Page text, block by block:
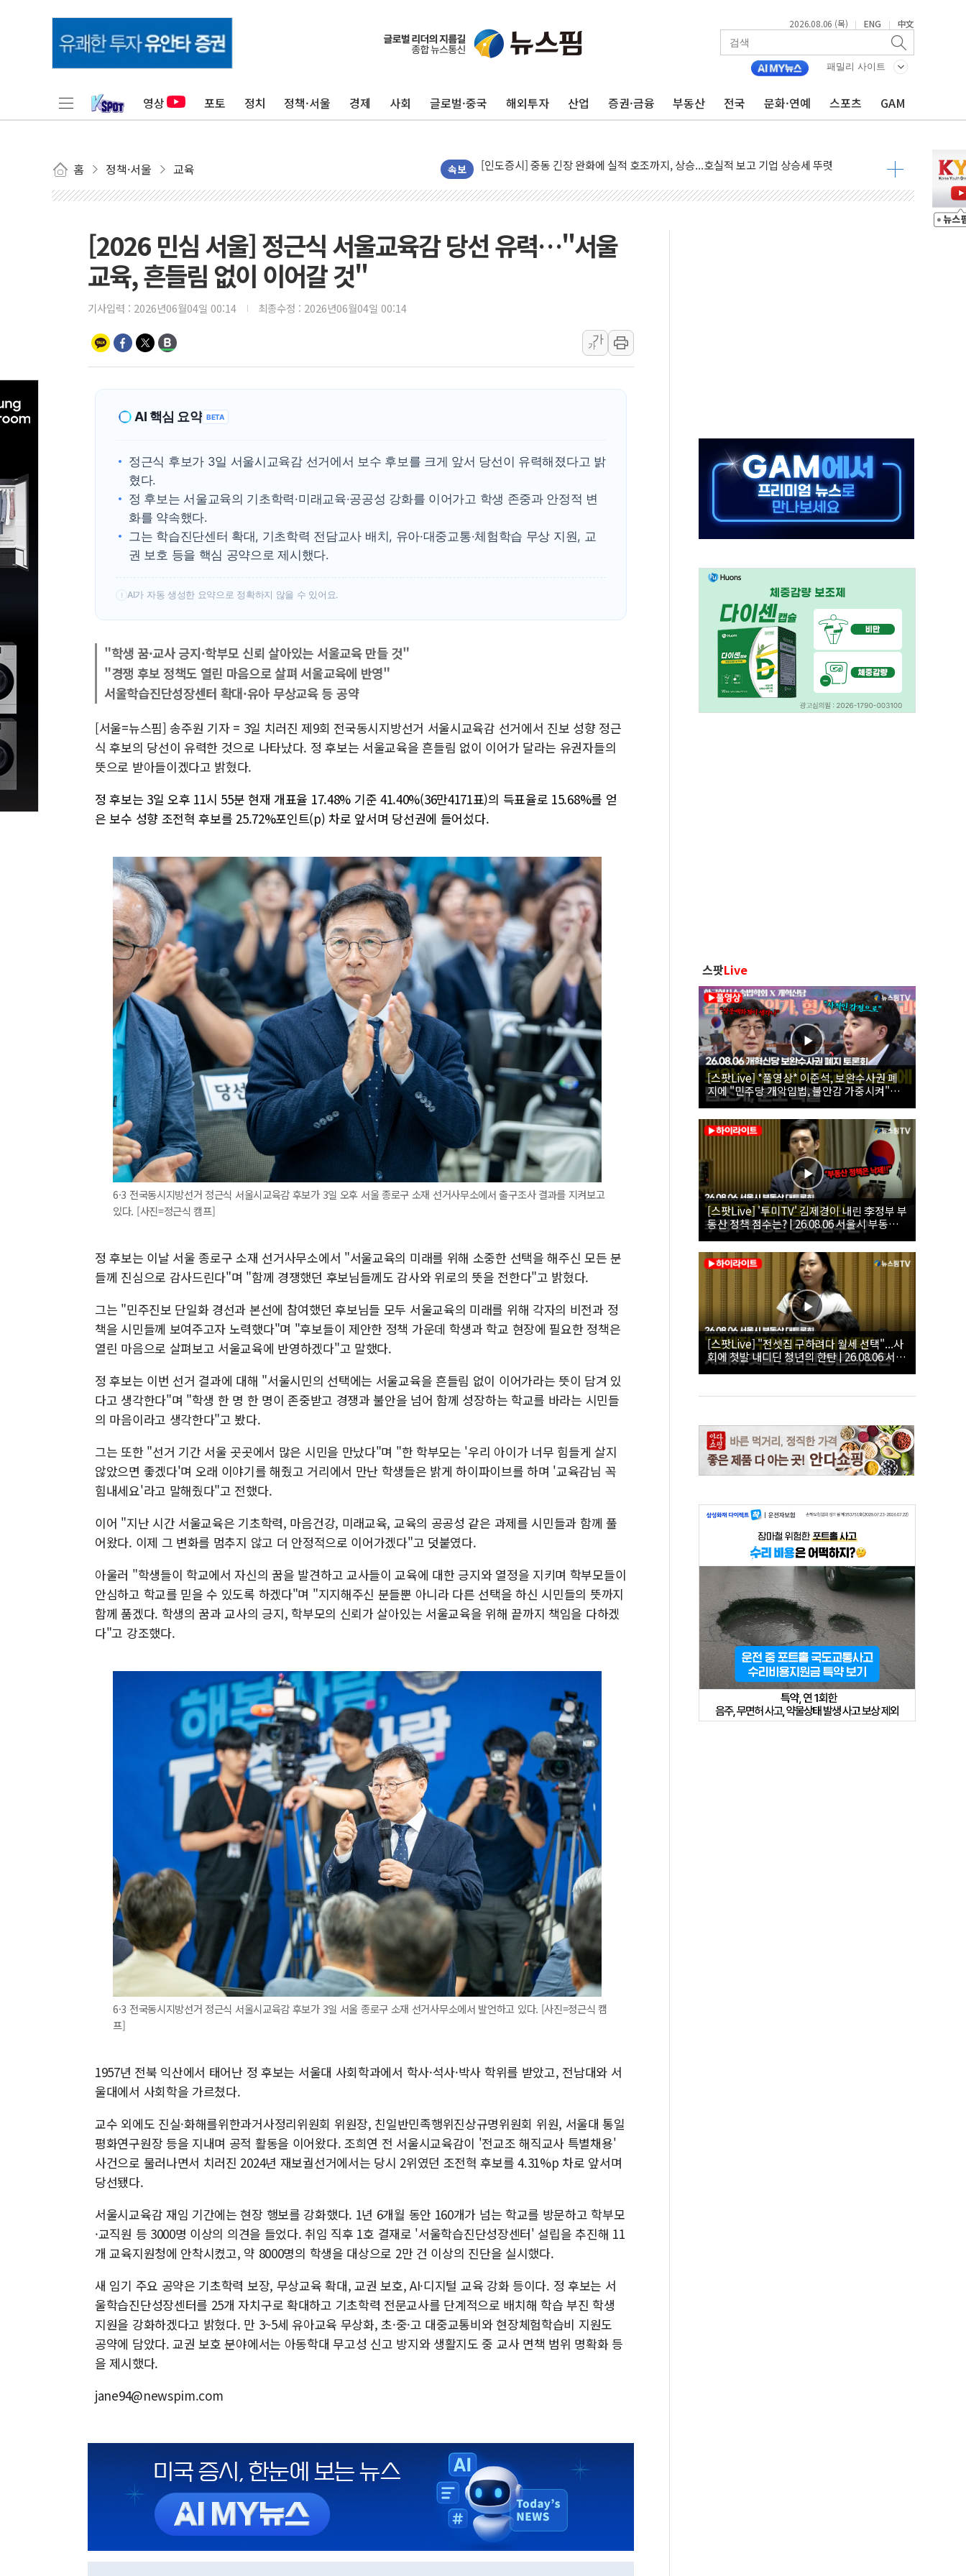
2026.08.06 (목) | ENG | 中文
패밀리 사이트
영상 포토 정치 정책·서울 경제 사회 글로벌·중국 해외투자 산업 증권·금융 부동산 전국 문화·연예 스포츠 GAM
홈 정책·서울 교육 속보
뉴욕증시 개장 전 특징주...모더나·아이온큐·도어대시↑ VS 샌디스크·피그마·앱러빈↓
김정관 장관 "영업이익 N% 성과급 반대…상법·자본시장법 개정 논의"
청와대, 북한 단거리 탄도미사일 발사에 긴급 안보 점검회의
금값 7주 만에 최고…美 고용 둔화·호르무즈 재개방 기대에 강세
러, 1인칭시점 드론으로 우크라 민간인 '사파리' 공격… 시민들 공포감 극대화 전략
[베트남 증시] 지수 하락 속 'DGC' 임시 주총 기대감에 홀로 상한가…마진 잔액은 사상 최고
양주 섬유염색공장서 화재 1명 중상…대응 1단계 진압 중
김정관 산업부 장관 "주 52시간 손봐야, 경쟁상대 中과 비교해야"
동해해경, 독도 해상서 부유물 감긴 어선 구조
주한미군 "오산기지 누출, 백린 아닌 무해한 표면 부식 물질"
[코인 시황] 비트코인, ETF 자금 유입에도 박스권…美 암호화폐 법안 처리 여부도 변수
[2026 민심 서울] 정근식 서울교육감 당선 유력…"서울
교육, 흔들림 없이 이어갈 것"
기사입력 : 2026년06월04일 00:14 최종수정 : 2026년06월04일 00:14
가
가
AI 핵심 요약 BETA
정근식 후보가 3일 서울시교육감 선거에서 보수 후보를 크게 앞서 당선이 유력해졌다고 밝
혔다.
정 후보는 서울교육의 기초학력·미래교육·공공성 강화를 이어가고 학생 존중과 안정적 변
화를 약속했다.
그는 학습진단센터 확대, 기초학력 전담교사 배치, 유아·대중교통·체험학습 무상 지원, 교
권 보호 등을 핵심 공약으로 제시했다.
! AI가 자동 생성한 요약으로 정확하지 않을 수 있어요.
"학생 꿈·교사 긍지·학부모 신뢰 살아있는 서울교육 만들 것"
"경쟁 후보 정책도 열린 마음으로 살펴 서울교육에 반영"
서울학습진단성장센터 확대·유아 무상교육 등 공약
[서울=뉴스핌] 송주원 기자 = 3일 치러진 제9회 전국동시지방선거 서울시교육감 선거에서 진보 성향 정근
식 후보의 당선이 유력한 것으로 나타났다. 정 후보는 서울교육을 흔들림 없이 이어가 달라는 유권자들의
뜻으로 받아들이겠다고 밝혔다.
정 후보는 3일 오후 11시 55분 현재 개표율 17.48% 기준 41.40%(36만4171표)의 득표율로 15.68%를 얻
은 보수 성향 조전혁 후보를 25.72%포인트(p) 차로 앞서며 당선권에 들어섰다.
6·3 전국동시지방선거 정근식 서울시교육감 후보가 3일 오후 서울 종로구 소재 선거사무소에서 출구조사 결과를 지켜보고
있다. [사진=정근식 캠프]
정 후보는 이날 서울 종로구 소재 선거사무소에서 "서울교육의 미래를 위해 소중한 선택을 해주신 모든 분
들께 진심으로 감사드린다"며 "함께 경쟁했던 후보님들께도 감사와 위로의 뜻을 전한다"고 밝혔다.
그는 "민주진보 단일화 경선과 본선에 참여했던 후보님들 모두 서울교육의 미래를 위해 각자의 비전과 정
책을 시민들께 보여주고자 노력했다"며 "후보들이 제안한 정책 가운데 학생과 학교 현장에 필요한 정책은
열린 마음으로 살펴보고 서울교육에 반영하겠다"고 말했다.
정 후보는 이번 선거 결과에 대해 "서울시민의 선택에는 서울교육을 흔들림 없이 이어가라는 뜻이 담겨 있
다고 생각한다"며 "학생 한 명 한 명이 존중받고 경쟁과 불안을 넘어 함께 성장하는 학교를 바라는 시민들
의 마음이라고 생각한다"고 봤다.
그는 또한 "선거 기간 서울 곳곳에서 많은 시민을 만났다"며 "한 학부모는 '우리 아이가 너무 힘들게 살지
않았으면 좋겠다'며 오래 이야기를 해줬고 거리에서 만난 학생들은 밝게 하이파이브를 하며 '교육감님 꼭
힘내세요'라고 말해줬다"고 전했다.
이어 "지난 시간 서울교육은 기초학력, 마음건강, 미래교육, 교육의 공공성 같은 과제를 시민들과 함께 풀
어왔다. 이제 그 변화를 멈추지 않고 더 안정적으로 이어가겠다"고 덧붙였다.
아울러 "학생들이 학교에서 자신의 꿈을 발견하고 교사들이 교육에 대한 긍지와 열정을 지키며 학부모들이
안심하고 학교를 믿을 수 있도록 하겠다"며 "지지해주신 분들뿐 아니라 다른 선택을 하신 시민들의 뜻까지
함께 품겠다. 학생의 꿈과 교사의 긍지, 학부모의 신뢰가 살아있는 서울교육을 위해 끝까지 책임을 다하겠
다"고 강조했다.
6·3 전국동시지방선거 정근식 서울시교육감 후보가 3일 서울 종로구 소재 선거사무소에서 발언하고 있다. [사진=정근식 캠
프]
1957년 전북 익산에서 태어난 정 후보는 서울대 사회학과에서 학사·석사·박사 학위를 받았고, 전남대와 서
울대에서 사회학을 가르쳤다.
교수 외에도 진실·화해를위한과거사정리위원회 위원장, 친일반민족행위진상규명위원회 위원, 서울대 통일
평화연구원장 등을 지내며 공적 활동을 이어왔다. 조희연 전 서울시교육감이 '전교조 해직교사 특별채용'
사건으로 물러나면서 치러진 2024년 재보궐선거에서는 당시 2위였던 조전혁 후보를 4.31%p 차로 앞서며
당선됐다.
서울시교육감 재임 기간에는 현장 행보를 강화했다. 1년 6개월 동안 160개가 넘는 학교를 방문하고 학부모
·교직원 등 3000명 이상의 의견을 들었다. 취임 직후 1호 결재로 '서울학습진단성장센터' 설립을 추진해 11
개 교육지원청에 안착시켰고, 약 8000명의 학생을 대상으로 2만 건 이상의 진단을 실시했다.
새 임기 주요 공약은 기초학력 보장, 무상교육 확대, 교권 보호, AI·디지털 교육 강화 등이다. 정 후보는 서
울학습진단성장센터를 25개 자치구로 확대하고 기초학력 전문교사를 단계적으로 배치해 학습 부진 학생
지원을 강화하겠다고 밝혔다. 만 3~5세 유아교육 무상화, 초·중·고 대중교통비와 현장체험학습비 지원도
공약에 담았다. 교권 보호 분야에서는 아동학대 무고성 신고 방지와 생활지도 중 교사 면책 범위 명확화 등
을 제시했다.
jane94@newspim.com
스팟Live
[스팟Live] *풀영상* 이준석, 보완수사권 폐
지에 "민주당 개악입법, 불안감 가중시켜"｜
26.08.06 개혁신당 보완수사권 폐지 토론회
[스팟Live] '투미TV' 김제경이 내린 李정부 부
동산 정책 점수는? | 26.08.06 서울시 부동산
대토론회
[스팟Live] "전셋집 구하려다 월세 선택"...사
회에 첫발 내디딘 청년의 한탄 | 26.08.06 서울
시 부동산 대토론회